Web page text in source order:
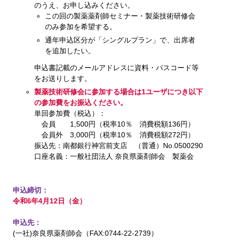
のうえ、お申し込みください。
この回の製薬薬剤師セミナー・製薬技術研修会
のみ参加を希望する。
通年申込区分が「シングルプラン」で、出席者
を追加したい。
申込書記載のメールアドレスに資料・パスコード等
をお送りします。
製薬技術研修会に参加する場合は1ユーザにつき以下
の参加費をお振込ください。
単回参加費（税込）：
会員 1,500円（税率10％ 消費税額136円）
会員外 3,000円（税率10％ 消費税額272円）
振込先：南都銀行神宮前支店 （普通）No.0500290
口座名義：一般社団法人 奈良県薬剤師会 製薬会
申込締切：
令和6年4月12日（金）
申込先：
(一社)奈良県薬剤師会（FAX:0744-22-2739）